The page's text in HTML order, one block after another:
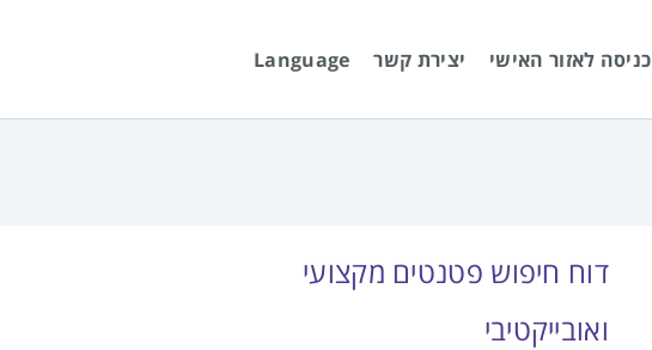
כניסה לאזור האישי יצירת קשר Language
דוח חיפוש פטנטים מקצועי
ואובייקטיבי